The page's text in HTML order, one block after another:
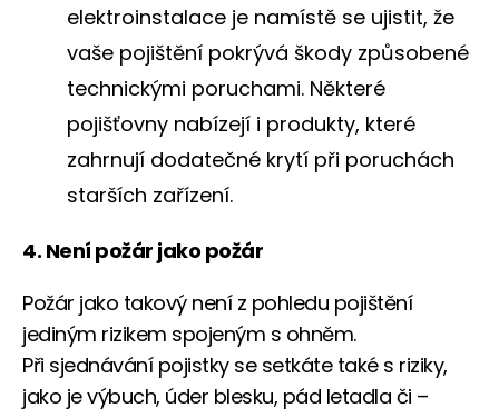
elektroinstalace je namístě se ujistit, že
vaše pojištění pokrývá škody způsobené
technickými poruchami. Některé
pojišťovny nabízejí i produkty, které
zahrnují dodatečné krytí při poruchách
starších zařízení.
4. Není požár jako požár
Požár jako takový není z pohledu pojištění
jediným rizikem spojeným s ohněm.
Při sjednávání pojistky se setkáte také s riziky,
jako je výbuch, úder blesku, pád letadla či –